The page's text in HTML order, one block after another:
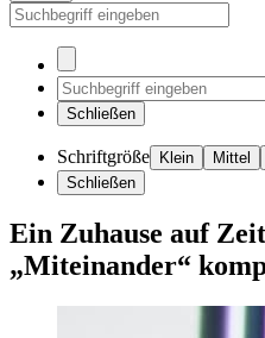
Schließen
Schriftgröße Klein Mittel
Schließen
Ein Zuhause auf
„Miteinander“